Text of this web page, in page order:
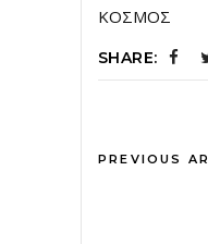
ΚΟΣΜΟΣ
SHARE:
PREVIOUS